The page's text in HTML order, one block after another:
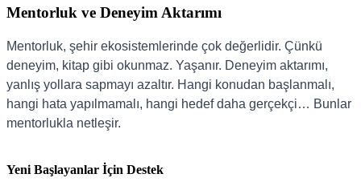
Mentorluk ve Deneyim Aktarımı
Mentorluk, şehir ekosistemlerinde çok değerlidir. Çünkü
deneyim, kitap gibi okunmaz. Yaşanır. Deneyim aktarımı,
yanlış yollara sapmayı azaltır. Hangi konudan başlanmalı,
hangi hata yapılmamalı, hangi hedef daha gerçekçi… Bunlar
mentorlukla netleşir.
Yeni Başlayanlar İçin Destek